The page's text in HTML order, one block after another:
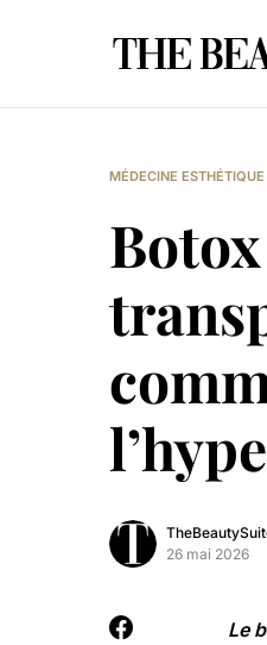
MÉDECINE ESTHÉTIQUE
26 mai 2026
Le